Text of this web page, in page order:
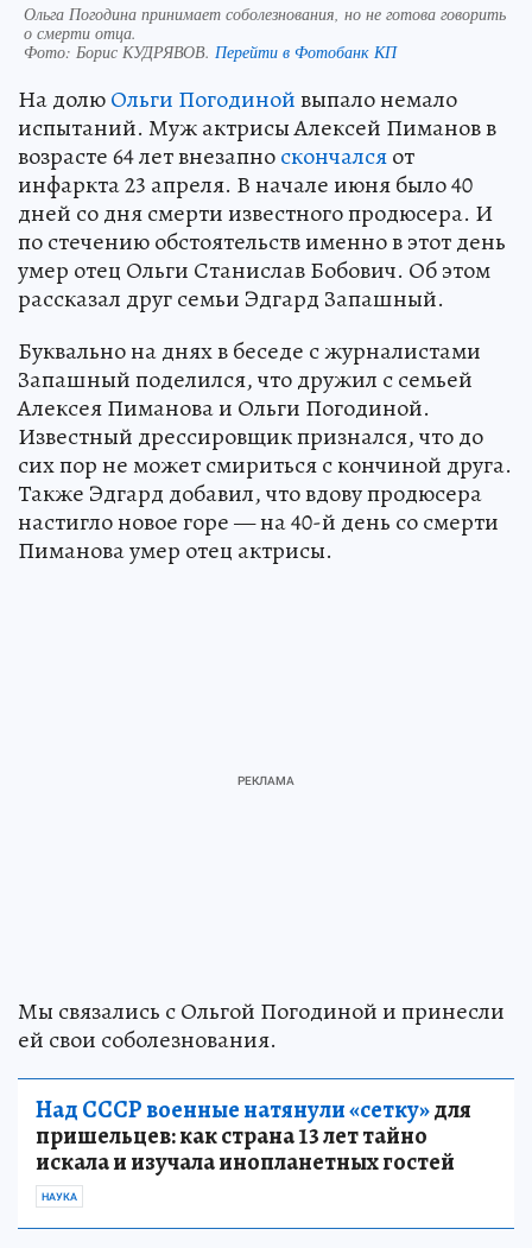
Ольга Погодина принимает соболезнования, но не готова говорить
о смерти отца.
Фото: Борис КУДРЯВОВ. Перейти в Фотобанк КП
На долюОльги Погодинойвыпало немало
испытаний. Муж актрисы Алексей Пиманов в
возрасте 64 лет внезапноскончалсяот
инфаркта 23 апреля. В начале июня было 40
дней со дня смерти известного продюсера. И
по стечению обстоятельств именно в этот день
умер отец Ольги Станислав Бобович. Об этом
рассказал друг семьи Эдгард Запашный.
Буквально на днях в беседе с журналистами
Запашный поделился, что дружил с семьей
Алексея Пиманова и Ольги Погодиной.
Известный дрессировщик признался, что до
сих пор не может смириться с кончиной друга.
Также Эдгард добавил, что вдову продюсера
настигло новое горе — на 40-й день со смерти
Пиманова умер отец актрисы.
Мы связались с Ольгой Погодиной и принесли
ей свои соболезнования.
Над СССР военные натянули «сетку»для
пришельцев: как страна 13 лет тайно
искала и изучала инопланетных гостей
НАУКА